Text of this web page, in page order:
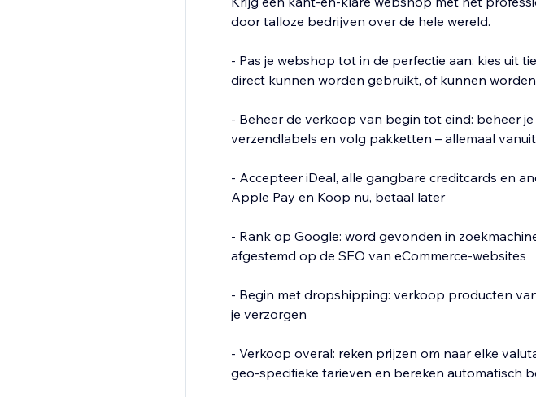
door talloze bedrijven over de hele wereld.
- Pas je webshop tot in de perfectie aan: kies uit
direct kunnen worden gebruikt, of kunnen
- Beheer de verkoop van begin tot eind: beheer
verzendlabels en volg pakketten – allemaal
- Accepteer iDeal, alle gangbare creditcards en
Apple Pay en Koop nu, betaal later
- Rank op Google: word gevonden in
afgestemd op de SEO van eCommerce-websites
- Begin met dropshipping: verkoop producten
je verzorgen
- Verkoop overal: reken prijzen om naar elke
geo-specifieke tarieven en bereken automatisch